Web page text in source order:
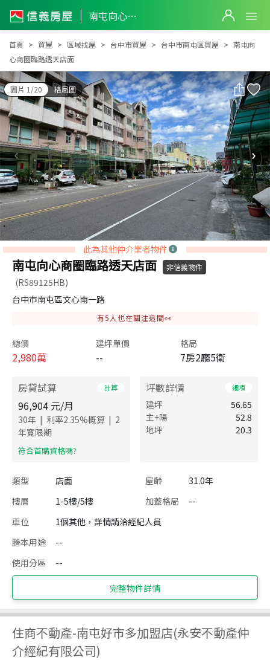
南屯向心商圈臨路透天店面
南屯向心商圈臨路透天店面
首頁 買屋 區域找屋 台中市買屋 台中市南屯區買屋
南屯向
心商圈臨路透天店面
圖片 1/20 格局圖
此為其他仲介業者物件
南屯向心商圈臨路透天店面 非信義物件
(RS89125HB)
台中市南屯區文心南一路
有5 人也在關注這間👀
總價
2,980萬
建坪單價
--
格局
7房2廳5衛
房貸試算 計算
96,904 元/月
30年 | 利率2.35%概算 | 2
年寬限期
​符合首購資格嗎?
坪數詳情 細項
建坪
56.65
主+陽
52.8
地坪
20.3
類型 店面 屋齡
31.0年
樓層
1-5樓/5樓 加蓋格局
--
車位
1個其他，詳情請洽經紀人員
謄本用途
--
使用分區
--
完整物件詳情
住商不動產-南屯好市多加盟店(永安不動產仲
介經紀有限公司)